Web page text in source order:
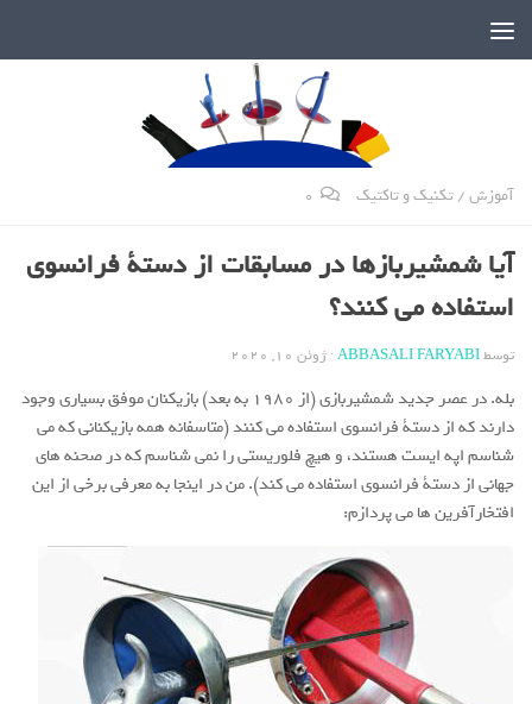
آموزش/تکنیک و تاکتیک 0
آیا شمشیربازها در مسابقات از دستة فرانسوی
استفاده می کنند؟
توسطABBASALI FARYABI
· ژوئن 10, 2020
بله. در عصر جدید شمشیربازی (از 1980 به بعد) بازیکنان موفق بسیاری وجود
دارند که از دستة فرانسوی استفاده می کنند (متاسفانه همه بازیکنانی که می
شناسم اپه ایست هستند، و هیچ فلوریستی را نمی شناسم که در صحنه های
جهانی از دستة فرانسوی استفاده می کند). من در اینجا به معرفی برخی از این
افتخارآفرین ها می پردازم: